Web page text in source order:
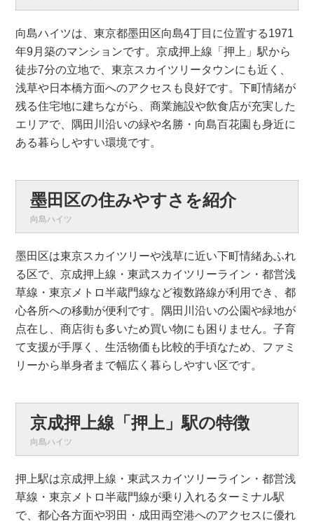
向島ハイツは、東京都墨田区向島4丁目に位置する1971
年9月築のマンションです。京成押上線「押上」駅から
徒歩7分の立地で、東京スカイツリータウンにも近く、
浅草や日本橋方面へのアクセスも良好です。下町情緒が
残る住宅地に建ちながら、商業施設や飲食店が充実した
エリアで、隅田川沿いの緑や名勝・向島百花園も身近に
ある暮らしやすい環境です。
墨田区の住みやすさを紹介
向島ハイツ
墨田区は東京スカイツリーや浅草に近い下町情緒あふれ
る区で、京成押上線・東武スカイツリーライン・都営浅
草線・東京メトロ半蔵門線など複数路線が利用でき、都
心各所への移動が便利です。隅田川沿いの公園や緑地が
点在し、商店街も多いため買い物にも困りません。子育
て支援が手厚く、生活物価も比較的手頃なため、ファミ
リーから単身者まで幅広く暮らしやすい区です。
京成押上線「押上」駅の特徴
向島ハイツ
押上駅は京成押上線・東武スカイツリーライン・都営浅
草線・東京メトロ半蔵門線が乗り入れるターミナル駅
で、都心各方面や羽田・成田両空港へのアクセスに優れ